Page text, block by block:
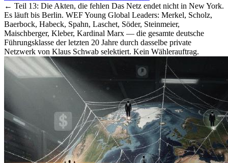
← Teil 13: Die Akten, die fehlen Das Netz endet nicht in New York.
Es läuft bis Berlin. WEF Young Global Leaders: Merkel, Scholz,
Baerbock, Habeck, Spahn, Laschet, Söder, Steinmeier,
Maischberger, Kleber, Kardinal Marx — die gesamte deutsche
Führungsklasse der letzten 20 Jahre durch dasselbe private
Netzwerk von Klaus Schwab selektiert. Kein Wählerauftrag.